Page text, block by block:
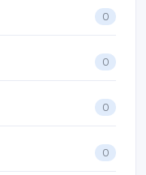
0
0
0
0